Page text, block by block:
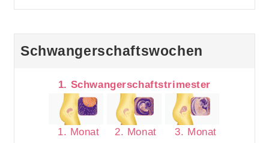
Schwangerschaftswochen
1. Schwangerschaftstrimester
1. Monat 2. Monat
3. Monat